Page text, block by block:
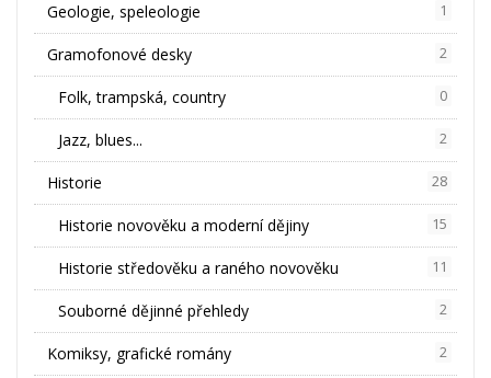
Geologie, speleologie 1
Gramofonové desky 2
Folk, trampská, country 0
Jazz, blues... 2
Historie 28
Historie novověku a moderní dějiny 15
Historie středověku a raného novověku 11
Souborné dějinné přehledy 2
Komiksy, grafické romány 2